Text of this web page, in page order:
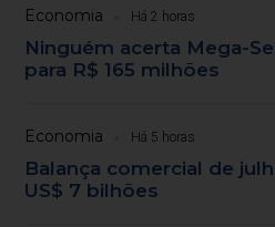
Economia Há 2 horas
Ninguém acerta Mega-
para R$ 165 milhões
Economia Há 5 horas
Balança comercial de
US$ 7 bilhões